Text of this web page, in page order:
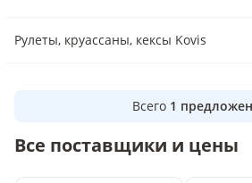
Рулеты, круассаны, кексы Kovis
Всего 1
Все поставщики и цены